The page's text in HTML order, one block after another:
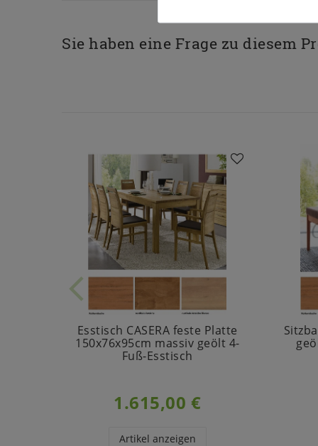
Sie haben eine Frage zu diesem
Esstisch CASERA feste Platte
150x76x95cm massiv geölt 4-
Fuß-Esstisch
1.615,00 €
Artikel anzeigen